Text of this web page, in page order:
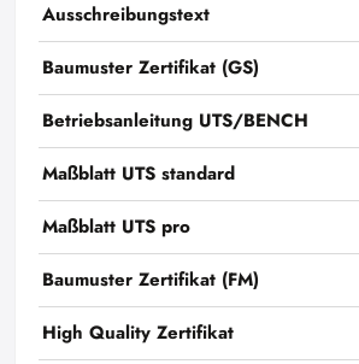
Ausschreibungstext
Baumuster Zertifikat (GS)
Betriebsanleitung UTS/BENCH
Maßblatt UTS standard
Maßblatt UTS pro
Baumuster Zertifikat (FM)
High Quality Zertifikat